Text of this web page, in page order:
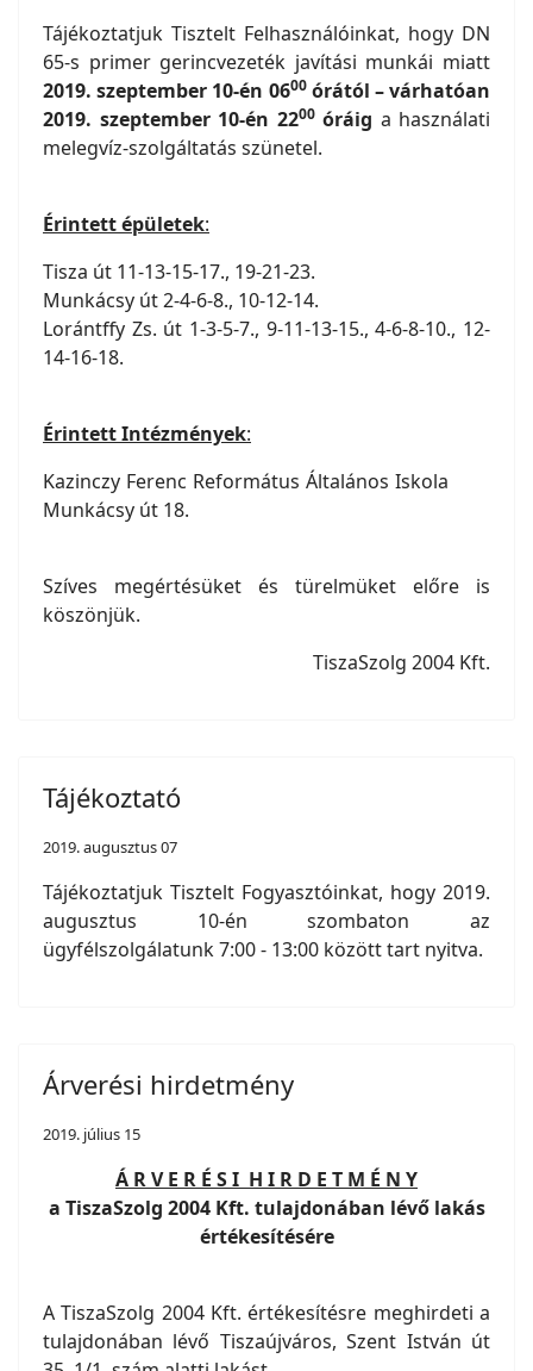
Tájékoztatjuk Tisztelt Felhasználóinkat, hogy DN
65-s primer gerincvezeték javítási munkái miatt
2019. szeptember 10-én 0600órától – várhatóan
2019. szeptember 10-én 2200 óráig a használati
melegvíz-szolgáltatás szünetel.
Érintett épületek:
Tisza út 11-13-15-17., 19-21-23.
Munkácsy út 2-4-6-8., 10-12-14.
Lorántffy Zs. út 1-3-5-7., 9-11-13-15., 4-6-8-10., 12-
14-16-18.
Érintett Intézmények:
Kazinczy Ferenc Református Általános Iskola
Munkácsy út 18.
Szíves megértésüket és türelmüket előre is
köszönjük.
TiszaSzolg 2004 Kft.
Tájékoztató
2019. augusztus 07
Tájékoztatjuk Tisztelt Fogyasztóinkat, hogy 2019.
augusztus 10-én szombaton az
ügyfélszolgálatunk 7:00 - 13:00 között tart nyitva.
Árverési hirdetmény
2019. július 15
Á R V E R É S I H I R D E T M É N Y
a TiszaSzolg 2004 Kft. tulajdonában lévő lakás
értékesítésére
A TiszaSzolg 2004 Kft. értékesítésre meghirdeti a
tulajdonában lévő Tiszaújváros, Szent István út